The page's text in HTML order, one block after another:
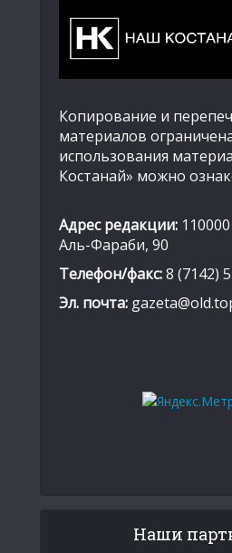
Копирование и
материалов
использования
Костанай» можно
Адрес редакции:
Аль-Фараби, 90
Телефон/факс:8 (7142)
Эл. почта:
Наши